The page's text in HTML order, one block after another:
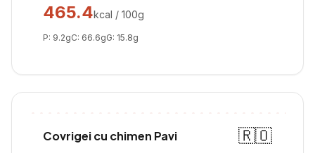
465.4kcal / 100g
P: 9.2gC: 66.6gG: 15.8g
Covrigei cu chimen Pavi
🇷🇴